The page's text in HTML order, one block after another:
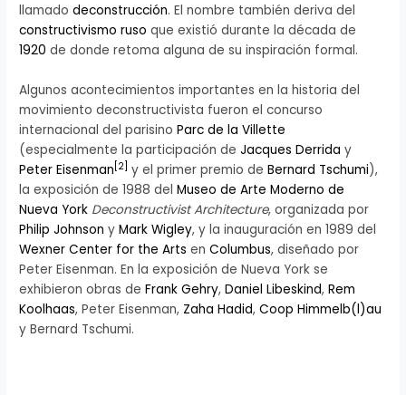
llamadodeconstrucción. El nombre también deriva del
constructivismo ruso que existió durante la década de
1920 de donde retoma alguna de su inspiración formal.
Algunos acontecimientos importantes en la historia del
movimiento deconstructivista fueron el concurso
internacional del parisinoParc de la Villette
(especialmente la participación deJacques Derrida y
Peter Eisenman [2] y el primer premio deBernard Tschumi),
la exposición de 1988 delMuseo de Arte Moderno de
Nueva York Deconstructivist Architecture, organizada por
Philip Johnson yMark Wigley, y la inauguración en 1989 del
Wexner Center for the Arts enColumbus, diseñado por
Peter Eisenman. En la exposición de Nueva York se
exhibieron obras deFrank Gehry,Daniel Libeskind,Rem
Koolhaas, Peter Eisenman, Zaha Hadid,Coop Himmelb(l)au
y Bernard Tschumi.